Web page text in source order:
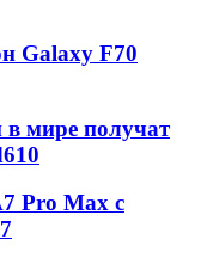
Galaxy F70
мире получат
610
Pro Max с